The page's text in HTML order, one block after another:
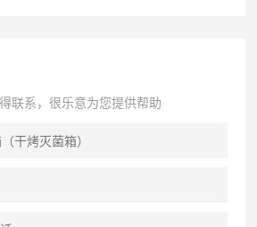
联系，很乐意为您提供帮助